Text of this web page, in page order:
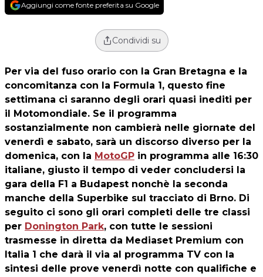
Aggiungi come fonte preferita su Google
Condividi su
Per via del fuso orario con la Gran Bretagna e la
concomitanza con la Formula 1, questo fine
settimana ci saranno degli orari quasi inediti per
il Motomondiale. Se il programma
sostanzialmente non cambierà nelle giornate del
venerdì e sabato, sarà un discorso diverso per la
domenica, con la MotoGP in programma alle 16:30
italiane, giusto il tempo di veder concludersi la
gara della F1 a Budapest nonchè la seconda
manche della Superbike sul tracciato di Brno. Di
seguito ci sono gli orari completi delle tre classi
per Donington Park, con tutte le sessioni
trasmesse in diretta da Mediaset Premium con
Italia 1 che darà il via al programma TV con la
sintesi delle prove venerdì notte con qualifiche e